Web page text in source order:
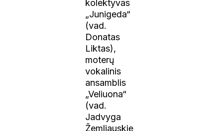
kolektyvas
„Junigeda“
(vad.
Donatas
Liktas),
moterų
vokalinis
ansamblis
„Veliuona“
(vad.
Jadvyga
Žemliauskie